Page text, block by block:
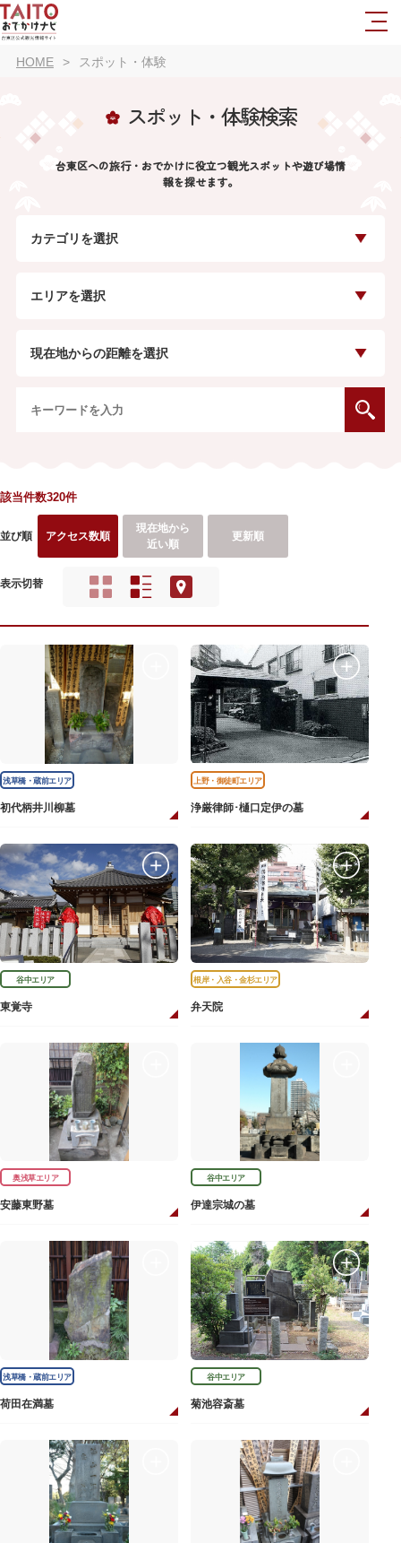
HOME スポット・体験
スポット・体験検索
台東区への旅行・おでかけに役立つ観光スポットや遊び場情
報を探せます。
カテゴリを選択
エリアを選択
現在地からの距離を選択
該当件数320件
並び順 アクセス数順
現在地から
近い順
更新順
表示切替
浅草橋・蔵前エリア
初代柄井川柳墓
上野・御徒町エリア
浄厳律師･樋口定伊の墓
谷中エリア
東覚寺
根岸・入谷・金杉エリア
弁天院
奥浅草エリア
安藤東野墓
谷中エリア
伊達宗城の墓
浅草橋・蔵前エリア
荷田在満墓
谷中エリア
菊池容斎墓